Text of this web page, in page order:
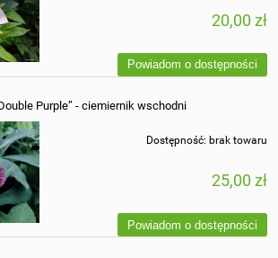
20,00 zł
Powiadom o dostępności
Purple” - ciemiernik wschodni
Dostępność: brak towaru
25,00 zł
Powiadom o dostępności